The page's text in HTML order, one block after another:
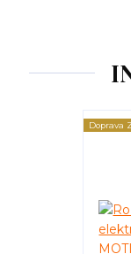
Doprava